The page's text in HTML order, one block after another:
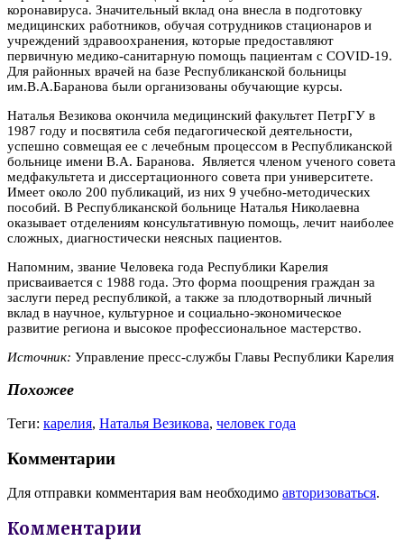
коронавируса. Значительный вклад она внесла в подготовку
медицинских работников, обучая сотрудников стационаров и
учреждений здравоохранения, которые предоставляют
первичную медико-санитарную помощь пациентам с COVID-19.
Для районных врачей на базе Республиканской больницы
им.В.А.Баранова были организованы обучающие курсы.
Наталья Везикова окончила медицинский факультет ПетрГУ в
1987 году и посвятила себя педагогической деятельности,
успешно совмещая ее с лечебным процессом в Республиканской
больнице имени В.А. Баранова. Является членом ученого совета
медфакультета и диссертационного совета при университете.
Имеет около 200 публикаций, из них 9 учебно-методических
пособий. В Республиканской больнице Наталья Николаевна
оказывает отделениям консультативную помощь, лечит наиболее
сложных, диагностически неясных пациентов.
Напомним, звание Человека года Республики Карелия
присваивается с 1988 года. Это форма поощрения граждан за
заслуги перед республикой, а также за плодотворный личный
вклад в научное, культурное и социально-экономическое
развитие региона и высокое профессиональное мастерство.
Источник: Управление пресс-службы Главы Республики Карелия
Похожее
Теги: карелия, Наталья Везикова, человек года
Комментарии
Для отправки комментария вам необходимо авторизоваться.
Комментарии